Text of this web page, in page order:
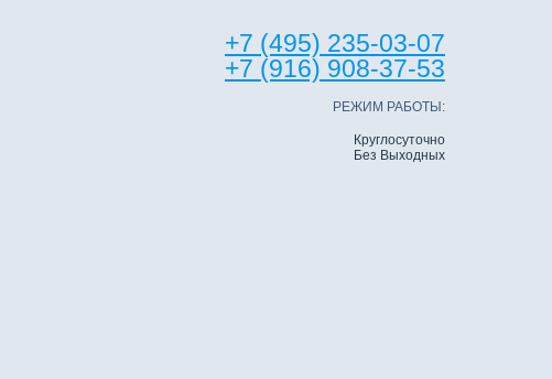
+7 (495) 235-03-07
+7 (916) 908-37-53
РЕЖИМ РАБОТЫ:
Круглосуточно
Без Выходных